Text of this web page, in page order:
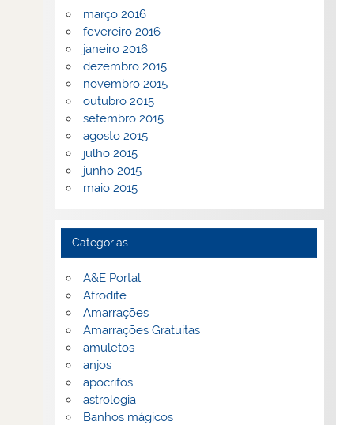
março 2016
fevereiro 2016
janeiro 2016
dezembro 2015
novembro 2015
outubro 2015
setembro 2015
agosto 2015
julho 2015
junho 2015
maio 2015
Categorias
A&E Portal
Afrodite
Amarrações
Amarrações Gratuitas
amuletos
anjos
apocrifos
astrologia
Banhos mágicos